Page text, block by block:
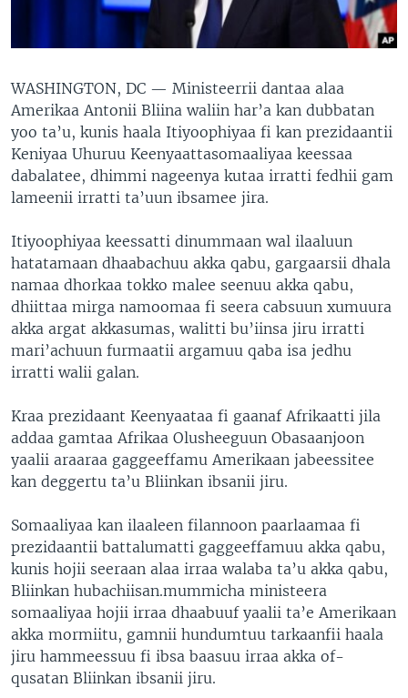
WASHINGTON, DC — Ministeerrii dantaa alaa
Amerikaa Antonii Bliina waliin har’a kan dubbatan
yoo ta’u, kunis haala Itiyoophiyaa fi kan prezidaantii
Keniyaa Uhuruu Keenyaattasomaaliyaa keessaa
dabalatee, dhimmi nageenya kutaa irratti fedhii gam
lameenii irratti ta’uun ibsamee jira.
Itiyoophiyaa keessatti dinummaan wal ilaaluun
hatatamaan dhaabachuu akka qabu, gargaarsii dhala
namaa dhorkaa tokko malee seenuu akka qabu,
dhiittaa mirga namoomaa fi seera cabsuun xumuura
akka argat akkasumas, walitti bu’iinsa jiru irratti
mari’achuun furmaatii argamuu qaba isa jedhu
irratti walii galan.
Kraa prezidaant Keenyaataa fi gaanaf Afrikaatti jila
addaa gamtaa Afrikaa Olusheeguun Obasaanjoon
yaalii araaraa gaggeeffamu Amerikaan jabeessitee
kan deggertu ta’u Bliinkan ibsanii jiru.
Somaaliyaa kan ilaaleen filannoon paarlaamaa fi
prezidaantii battalumatti gaggeeffamuu akka qabu,
kunis hojii seeraan alaa irraa walaba ta’u akka qabu,
Bliinkan hubachiisan.mummicha ministeera
somaaliyaa hojii irraa dhaabuuf yaalii ta’e Amerikaan
akka mormiitu, gamnii hundumtuu tarkaanfii haala
jiru hammeessuu fi ibsa baasuu irraa akka of-
qusatan Bliinkan ibsanii jiru.